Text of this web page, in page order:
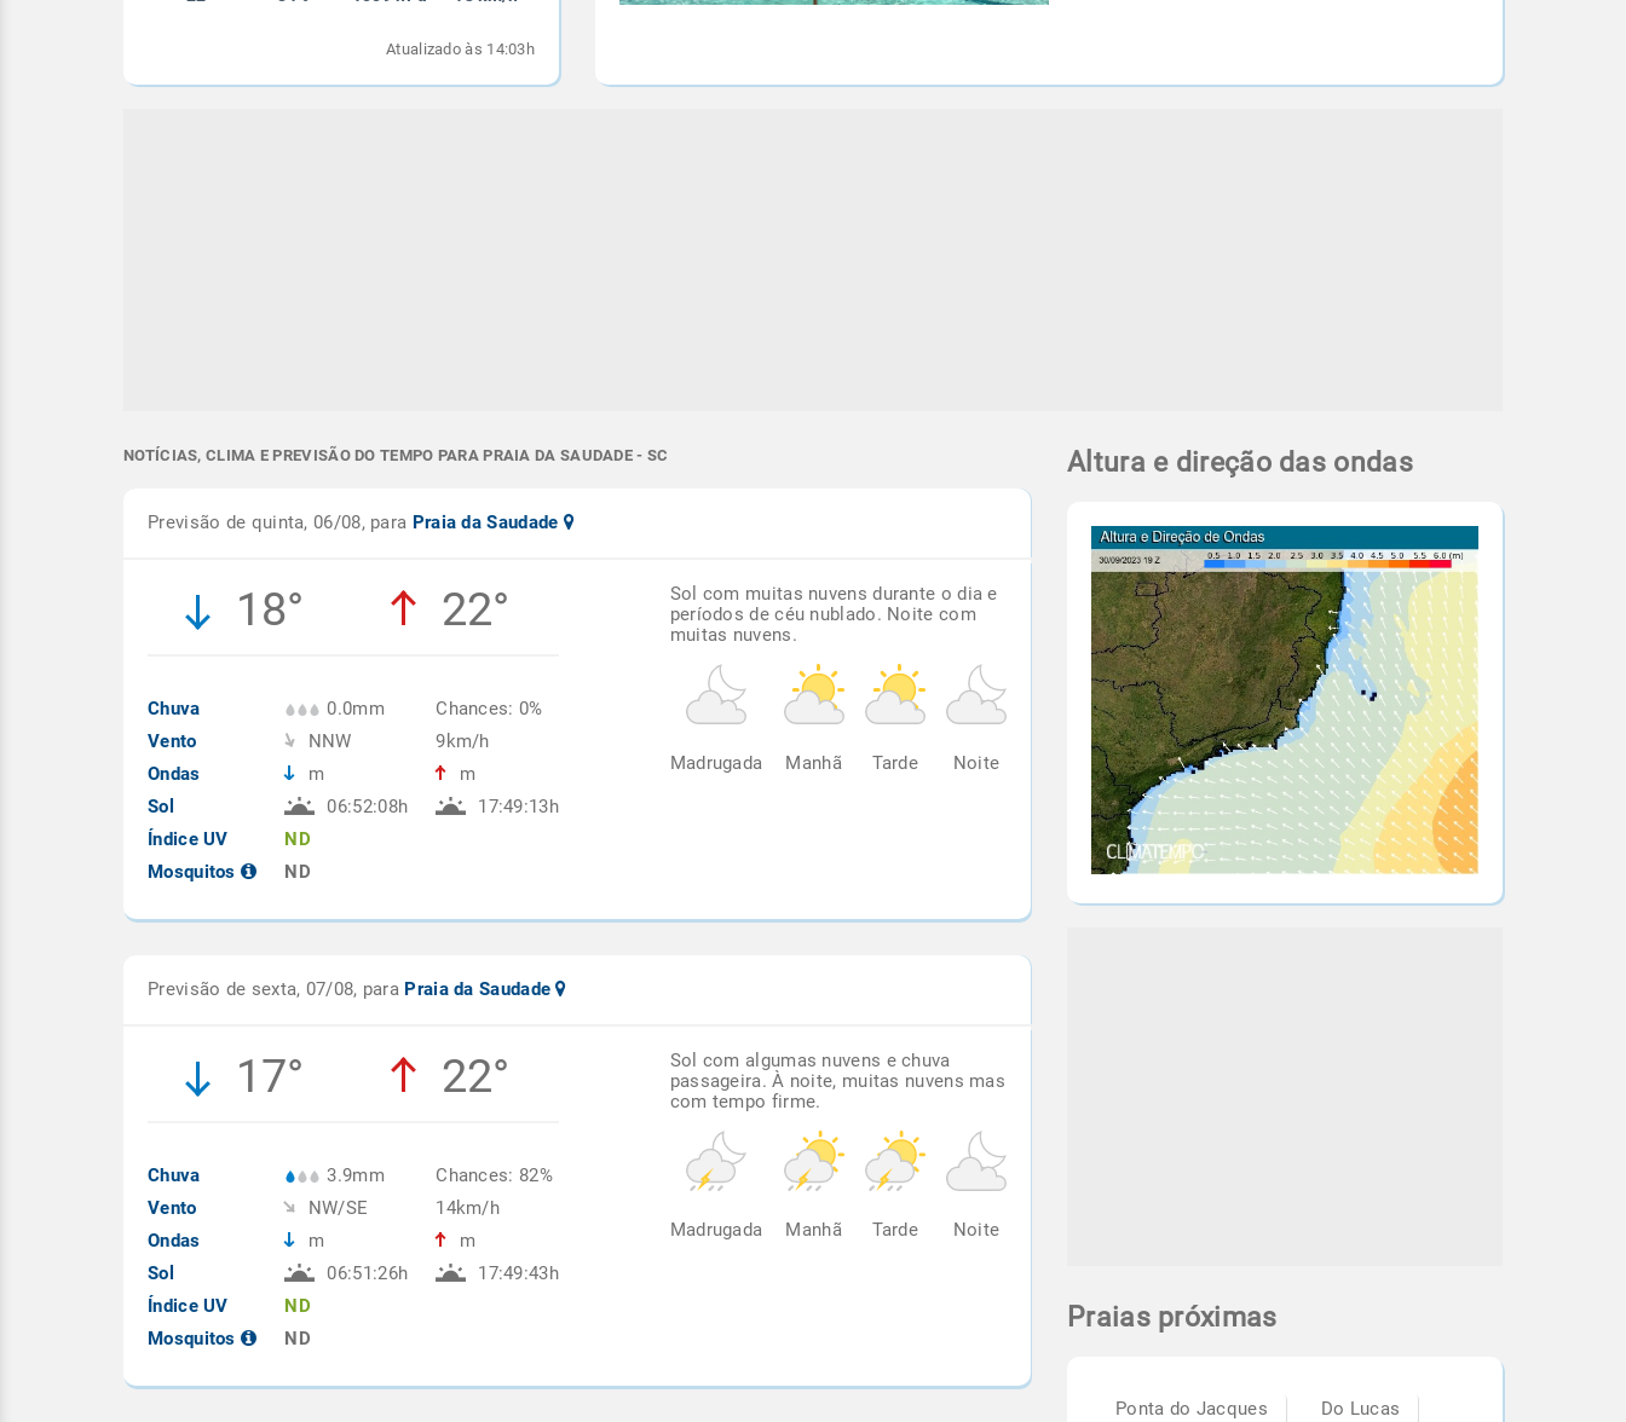
Atualizado às 14:03h
NOTÍCIAS, CLIMA E PREVISÃO DO TEMPO PARA PRAIA DA SAUDADE - SC
Previsão de quinta, 06/08, para Praia da Saudade
18° 22°
Chuva
Vento
Ondas
Sol
Índice UV
Mosquitos
0.0mm
NNW
m
06:52:08h
ND
ND
Chances: 0%
9km/h
m
17:49:13h
Sol com muitas nuvens durante o dia e
períodos de céu nublado. Noite com
muitas nuvens.
Madrugada Manhã Tarde Noite
Previsão de sexta, 07/08, para Praia da Saudade
17° 22°
Chuva
Vento
Ondas
Sol
Índice UV
Mosquitos
3.9mm
NW/SE
m
06:51:26h
ND
ND
Chances: 82%
14km/h
m
17:49:43h
Sol com algumas nuvens e chuva
passageira. À noite, muitas nuvens mas
com tempo firme.
Madrugada Manhã Tarde Noite
Altura e direção das ondas
Praias próximas
Ponta do Jacques Do Lucas